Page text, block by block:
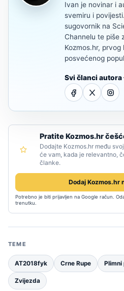
Ivan je novinar i
svemiru i
sugovornik na
Channelu te piše
Kozmos.hr,
posvećenog
Svi članci autora
Pratite Kozmos.hr
Dodajte Kozmos.hr među
će vam, kada je relevantno,
članke.
Dodaj Kozmos.hr
Potrebno je biti prijavljen na Google račun.
trenutku.
TEME
AT2018fyk Crne Rupe Plimni
Zvijezda